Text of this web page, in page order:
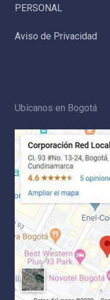
PERSONAL
Aviso de Privacidad
Ubícanos en Bogotá